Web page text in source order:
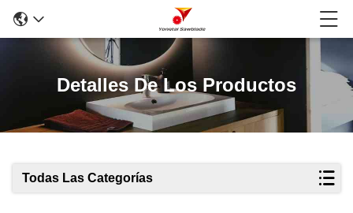
Detalles De Los Productos
Todas Las Categorías